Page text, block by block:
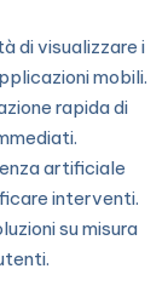
di visualizzare i
mobili.
rapida di
artificiale
interventi.
su misura